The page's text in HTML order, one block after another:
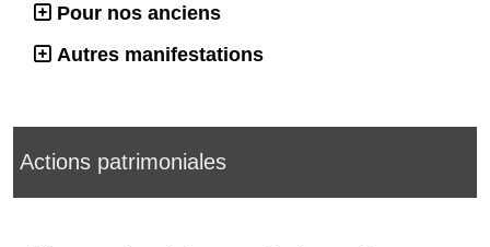
Pour nos anciens
Autres manifestations
Actions patrimoniales